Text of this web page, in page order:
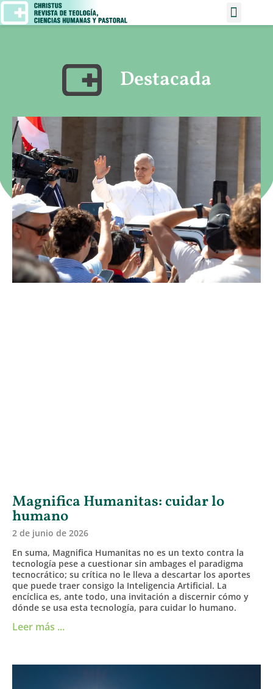
Destacada
Magnifica Humanitas: cuidar lo
humano
2 de junio de 2026
En suma, Magnifica Humanitas no es un texto contra la
tecnología pese a cuestionar sin ambages el paradigma
tecnocrático; su crítica no le lleva a descartar los aportes
que puede traer consigo la Inteligencia Artificial. La
encíclica es, ante todo, una invitación a discernir cómo y
dónde se usa esta tecnología, para cuidar lo humano.
Leer más ...